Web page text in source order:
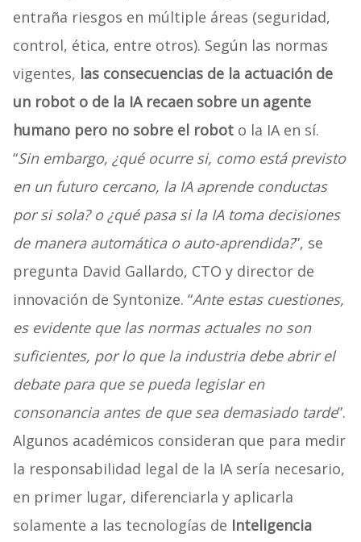
entraña riesgos en múltiple áreas (seguridad,
control, ética, entre otros). Según las normas
vigentes, las consecuencias de la actuación de
un robot o de la IA recaen sobre un agente
humano pero no sobre el robot o la IA en sí.
“Sin embargo, ¿qué ocurre si, como está previsto
en un futuro cercano, la IA aprende conductas
por si sola? o ¿qué pasa si la IA toma decisiones
de manera automática o auto-aprendida?”, se
pregunta David Gallardo, CTO y director de
innovación de Syntonize. “Ante estas cuestiones,
es evidente que las normas actuales no son
suficientes, por lo que la industria debe abrir el
debate para que se pueda legislar en
consonancia antes de que sea demasiado tarde”.
Algunos académicos consideran que para medir
la responsabilidad legal de la IA sería necesario,
en primer lugar, diferenciarla y aplicarla
solamente a las tecnologías de Inteligencia